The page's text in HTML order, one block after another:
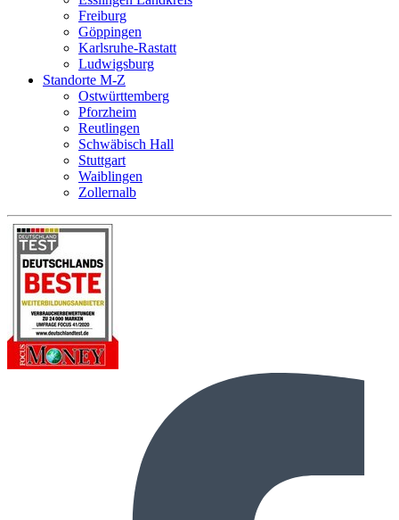
Freiburg
Göppingen
Karlsruhe-Rastatt
Ludwigsburg
Standorte M-Z
Ostwürttemberg
Pforzheim
Reutlingen
Schwäbisch Hall
Stuttgart
Waiblingen
Zollernalb